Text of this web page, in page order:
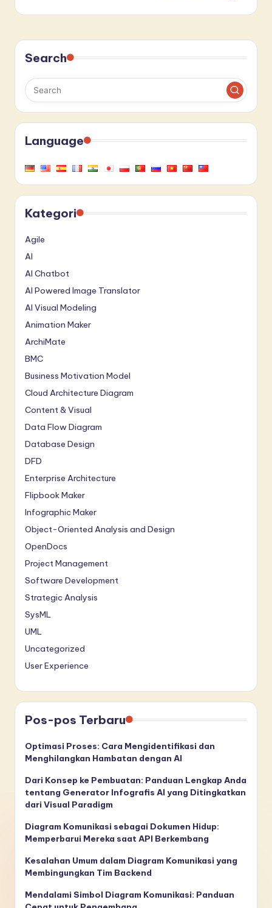
Search
Language
Kategori
Agile
AI
AI Chatbot
AI Powered Image Translator
AI Visual Modeling
Animation Maker
ArchiMate
BMC
Business Motivation Model
Cloud Architecture Diagram
Content & Visual
Data Flow Diagram
Database Design
DFD
Enterprise Architecture
Flipbook Maker
Infographic Maker
Object-Oriented Analysis and Design
OpenDocs
Project Management
Software Development
Strategic Analysis
SysML
UML
Uncategorized
User Experience
Pos-pos Terbaru
Optimasi Proses: Cara Mengidentifikasi dan
Menghilangkan Hambatan dengan AI
Dari Konsep ke Pembuatan: Panduan Lengkap Anda
tentang Generator Infografis AI yang Ditingkatkan
dari Visual Paradigm
Diagram Komunikasi sebagai Dokumen Hidup:
Memperbarui Mereka saat API Berkembang
Kesalahan Umum dalam Diagram Komunikasi yang
Membingungkan Tim Backend
Mendalami Simbol Diagram Komunikasi: Panduan